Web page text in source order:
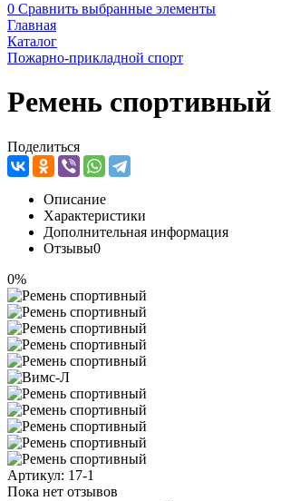
0 Сравнить выбранные элементы
Главная
Каталог
Пожарно-прикладной спорт
Ремень спортивный
Поделиться
Описание
Характеристики
Дополнительная информация
Отзывы0
0%
Артикул: 17-1
Пока нет отзывов